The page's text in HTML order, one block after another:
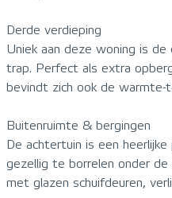
Derde verdieping
Uniek aan deze woning is
trap. Perfect als extra
bevindt zich ook de warmte-
Buitenruimte & bergingen
De achtertuin is een
gezellig te borrelen onder de
met glazen schuifdeuren,